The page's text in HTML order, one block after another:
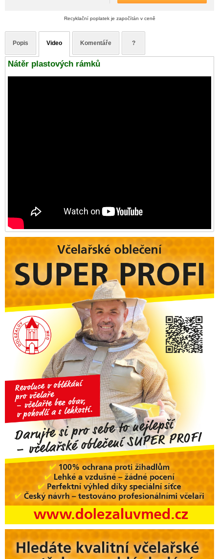
Recyklační poplatek je započítán v ceně
Popis Video Komentáře ?
Nátěr plastových rámků